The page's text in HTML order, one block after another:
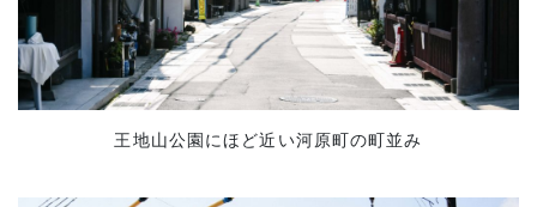
王地山公園にほど近い河原町の町並み